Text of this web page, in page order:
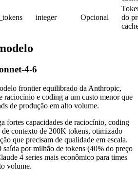
integer Opcional
do
4-6
frontier equilibrado da Anthropic,
raciocínio e coding a um custo menor que
de produção em alto volume.
fortes capacidades de raciocínio, coding
de contexto de 200K tokens, otimizado
que precisam de qualidade em escala.
saída por milhão de tokens (40% do preço
4 series mais econômico para times
volume.